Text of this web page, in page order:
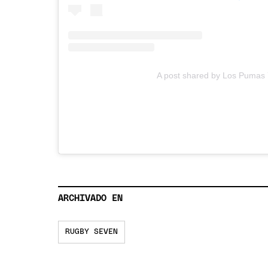
A post shared by Los
ARCHIVADO EN
RUGBY SEVEN